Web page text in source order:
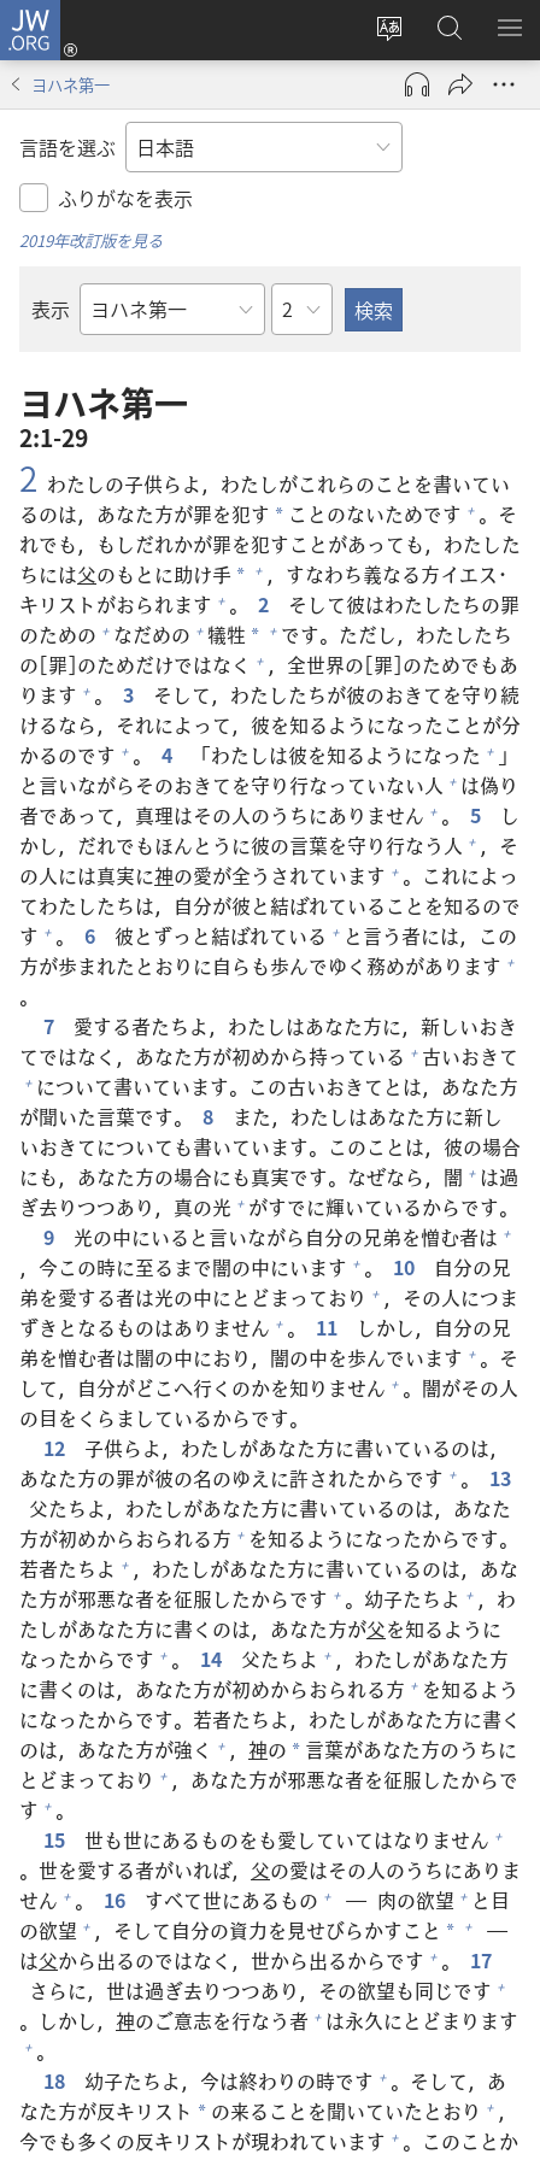
JW.ORG
サ
イ
ト
の
言
え
る
ロ
グ
ン
し
で
開
JW.ORG
の
検
メ
を
ヨハネ第一
言語を選ぶ
ふりがなを表示
2019年改訂版を見る
表示
聖
の
書
名
章
ヨハネ第一
2:1-29
2 わたしの子供らよ，わたしがこれらのことを書いてい
るのは，あなた方が罪を犯す * ことのないためです + 。そ
れでも，もしだれかが罪を犯すことがあっても，わたした
ちには父のもとに助け手 * + ，すなわち義なる方イエス･
キリストがおられます + 。 2 そして彼はわたしたちの罪
のための + なだめの + 犠牲 * + です。ただし，わたしたち
の[罪]のためだけではなく + ， 全世界の[罪]のためでもあ
ります + 。 3 そして，わたしたちが彼のおきてを守り続
けるなら，それによって， 彼を知るようになったことが分
かるのです + 。 4 「わたしは彼を知るようになった + 」
と言いながらそのおきてを守り行なっていない人 + は偽り
者であって， 真理はその人のうちにありません + 。 5
し
かし，だれでもほんとうに彼の言葉を守り行なう 人 + ，そ
の人には真実に神の愛が全うされています + 。これによっ
てわたしたちは， 自分が彼と結ばれていることを知るので
す + 。 6 彼とずっと結ばれている + と言う者には，この
方が歩まれたとおりに自らも歩んでゆく 務めがあります +
。
7
愛する者たちよ，わたしはあなた方に， 新しいおき
てではなく，あなた方が初めから持っている + 古いおきて
+ について書いています。この古いおきてとは，あなた方
が聞いた言葉です。 8 また，わたしはあなた方に新し
いおきてについても書いています。このことは， 彼の場合
にも，あなた方の場合にも真実です。なぜなら， 闇 + は過
ぎ去りつつあり， 真の光 + がすでに輝いているからです。
9
光の中にいると言いながら自分の兄弟を憎む者は +
， 今この時に至るまで闇の中にいます + 。 10 自分の兄
弟を愛する者は光の中にとどまっており + ，その人につま
ずきとなるものはありません + 。 11 しかし， 自分の兄
弟を憎む者は闇の中におり， 闇の中を歩んでいます + 。そ
して， 自分がどこへ行くのかを知りません + 。 闇がその人
の目をくらましているからです。
12
子供らよ，わたしがあなた方に書いているのは，
あなた方の罪が彼の名のゆえに許されたからです + 。
13
父たちよ，わたしがあなた方に書いているのは，あなた
方が初めからおられる方 + を知るようになったからです。
若者たちよ + ，わたしがあなた方に書いているのは，あな
た方が邪悪な者を征服したからです + 。 幼子たちよ + ，わ
たしがあなた方に書くのは，あなた方が父を知るように
なったからです + 。 14 父たちよ + ，わたしがあなた方
に書くのは，あなた方が初めからおられる方 + を知るよう
になったからです。 若者たちよ，わたしがあなた方に書く
のは，あなた方が強く + ， 神の * 言葉があなた方のうちに
とどまっており + ，あなた方が邪悪な者を征服したからで
す + 。
15
世も世にあるものをも愛していてはなりません +
。 世を愛する者がいれば， 父の愛はその人のうちにありま
せん + 。 16 すべて世にあるもの + ― 肉の欲望 + と 目
の欲望 + ，そして自分の資力を 見せびらかすこと * +
―
は父から出るのではなく， 世から出るからです + 。
17
さらに， 世は過ぎ去りつつあり，その欲望も同じです +
。しかし， 神のご意志を行なう者 + は永久にとどまります
+ 。
18
幼子たちよ， 今は終わりの時です + 。そして，あ
なた方が反キリスト * の来ることを聞いていたとおり + ，
今でも多くの反キリストが現われています + 。このことか